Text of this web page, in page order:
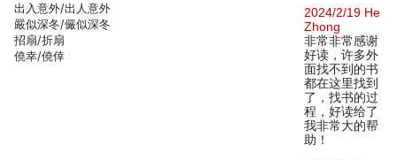
出入意外/出人意外
嚴似深冬/儼似深冬
招扇/折扇
僥幸/僥倖
2024/2/19 He
Zhong
非常非常感谢
好读，许多外
面找不到的书
都在这里找到
了，找书的过
程，好读给了
我非常大的帮
助！